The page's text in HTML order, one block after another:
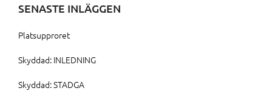
SENASTE INLÄGGEN
Platsupproret
Skyddad: INLEDNING
Skyddad: STADGA